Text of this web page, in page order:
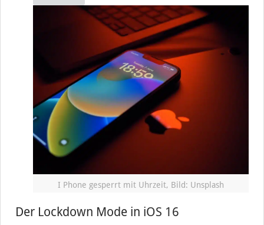
I Phone gesperrt mit Uhrzeit, Bild: Unsplash
Der Lockdown Mode in iOS 16